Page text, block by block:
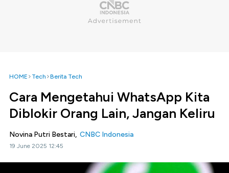
HOME Tech Berita Tech
Cara Mengetahui WhatsApp Kita
Diblokir Orang Lain, Jangan Keliru
Novina Putri Bestari, CNBC Indonesia
19 June 2025 12:45